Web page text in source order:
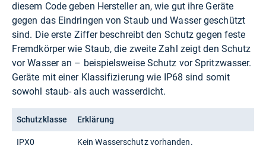
diesem Code geben Hersteller an, wie gut ihre Geräte
gegen das Eindringen von Staub und Wasser geschützt
sind. Die erste Ziffer beschreibt den Schutz gegen feste
Fremdkörper wie Staub, die zweite Zahl zeigt den Schutz
vor Wasser an – beispielsweise Schutz vor Spritzwasser.
Geräte mit einer Klassifizierung wie IP68 sind somit
sowohl staub- als auch wasserdicht.
Schutzklasse Erklärung
IPX0 Kein Wasserschutz vorhanden.